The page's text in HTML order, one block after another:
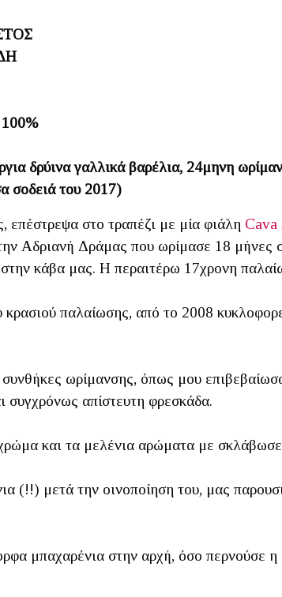
δρύινα γαλλικά βαρέλια, 24μηνη
σοδειά του 2017)
στο τραπέζι με μία φιάλη Cava
Αδριανή Δράμας που ωρίμασε 18 μήνες
κάβα μας. Η περαιτέρω 17χρονη
παλαίωσης, από το 2008
ωρίμανσης, όπως μου
συγχρόνως απίστευτη φρεσκάδα.
και τα μελένια αρώματα με
(!!) μετά την οινοποίηση του, μας
μπαχαρένια στην αρχή, όσο περνούσε